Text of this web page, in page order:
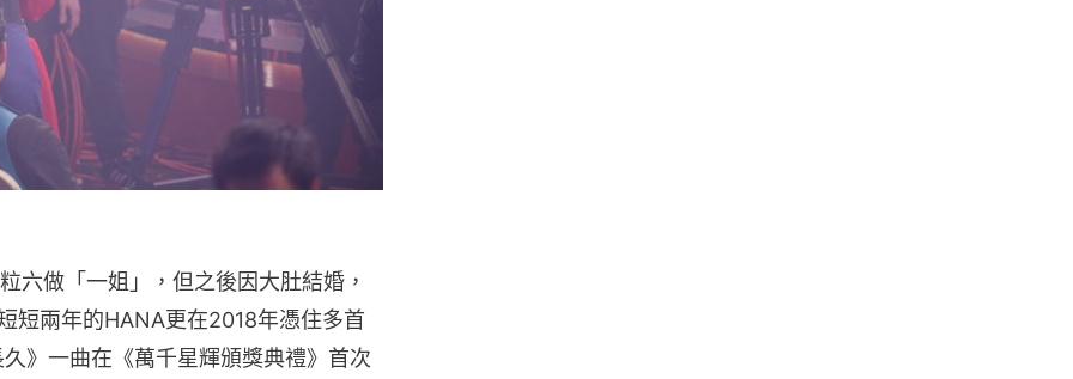
六做「一姐」，但之後因大肚結婚，
短兩年的HANA更在2018年憑住多首
》一曲在《萬千星輝頒獎典禮》首次